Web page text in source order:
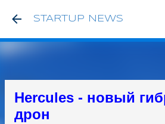
К основному
STARTUP NEWS
Hercules - новый
дрон